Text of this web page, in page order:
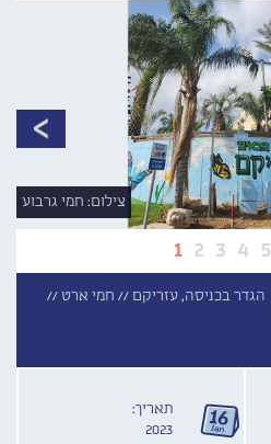
1 2 3 4 5
צילום: חמי גרבוע
הגדר בכניסה, עזריקם // חמי ארט //
תאריך:
2023